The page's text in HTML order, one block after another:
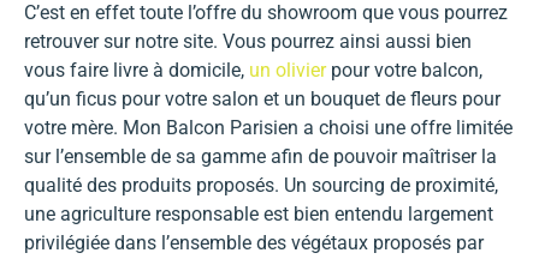
C’est en effet toute l’offre du showroom que vous pourrez
retrouver sur notre site. Vous pourrez ainsi aussi bien
vous faire livre à domicile, un olivierpour votre balcon,
qu’un ficus pour votre salon et un bouquet de fleurs pour
votre mère. Mon Balcon Parisien a choisi une offre limitée
sur l’ensemble de sa gamme afin de pouvoir maîtriser la
qualité des produits proposés. Un sourcing de proximité,
une agriculture responsable est bien entendu largement
privilégiée dans l’ensemble des végétaux proposés par